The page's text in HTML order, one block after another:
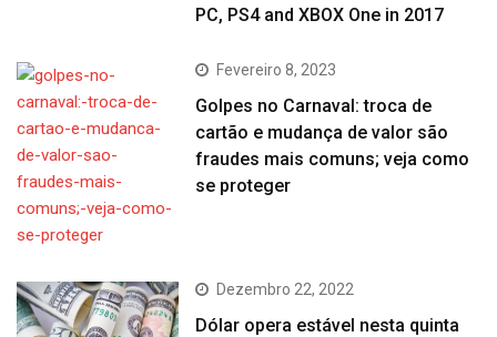
PC, PS4 and XBOX One in 2017
Fevereiro 8, 2023
Golpes no Carnaval: troca de
cartão e mudança de valor são
fraudes mais comuns; veja como
se proteger
Dezembro 22, 2022
Dólar opera estável nesta quinta